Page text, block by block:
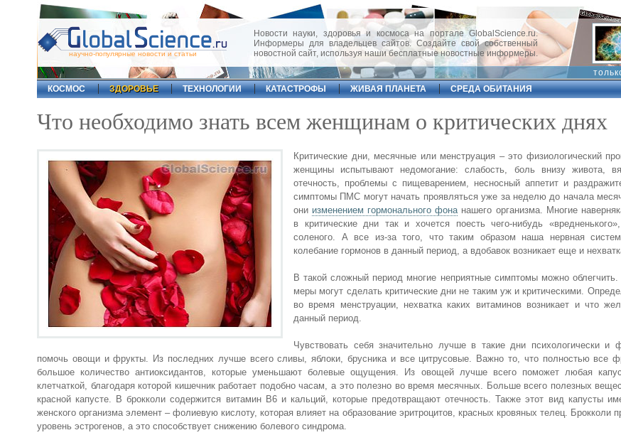
научно-популярные новости и статьи
Новости науки, здоровья и космоса на портале GlobalScience.ru.
Информеры для владельцев сайтов. Создайте свой собственный
новостной сайт, используя наши бесплатные новостные информеры.
КОСМОС
ЗДОРОВЬЕ ТЕХНОЛОГИИ КАТАСТРОФЫ ЖИВАЯ ПЛАНЕТА СРЕДА ОБИТАНИЯ
Что необходимо знать всем женщинам о критических днях
Критические дни, месячные или менструация – это физиологический
женщины испытывают недомогание: слабость, боль внизу живота,
отечность, проблемы с пищеварением, несносный аппетит и
симптомы ПМС могут начать проявляться уже за неделю до начала
они изменением гормонального фонанашего организма. Многие
в критические дни так и хочется поесть чего-нибудь
соленого. А все из-за того, что таким образом наша нервная
колебание гормонов в данный период, а вдобавок возникает еще и
В такой сложный период многие неприятные симптомы можно
меры могут сделать критические дни не таким уж и критическими.
во время менструации, нехватка каких витаминов возникает и что
данный период.
Чувствовать себя значительно лучше в такие дни психологически и
помочь овощи и фрукты. Из последних лучше всего сливы, яблоки, брусника и все цитрусовые. Важно то, что полностью все
большое количество антиоксидантов, которые уменьшают болевые ощущения. Из овощей лучше всего поможет любая
клетчаткой, благодаря которой кишечник работает подобно часам, а это полезно во время месячных. Больше всего полезных
красной капусте. В брокколи содержится витамин В6 и кальций, которые предотвращают отечность. Также этот вид капусты
женского организма элемент – фолиевую кислоту, которая влияет на образование эритроцитов, красных кровяных телец. Брокколи
уровень эстрогенов, а это способствует снижению болевого синдрома.